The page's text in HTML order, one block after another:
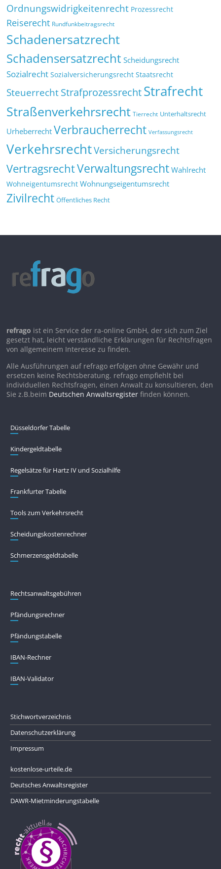
Ordnungswidrigkeitenrecht Prozessrecht
Reiserecht Rundfunkbeitragsrecht
Schadenersatzrecht
Schadensersatzrecht Scheidungsrecht
Sozialrecht Sozialversicherungsrecht Staatsrecht
SteuerrechtStrafprozessrechtStrafrecht
Straßenverkehrsrecht Tierrecht Unterhaltsrecht
Urheberrecht Verbraucherrecht Verfassungsrecht
VerkehrsrechtVersicherungsrecht
VertragsrechtVerwaltungsrecht Wahlrecht
Wohneigentumsrecht Wohnungseigentumsrecht
Zivilrecht Öffentliches Recht
refrago ist ein Service der ra-online GmbH, der sich zum Ziel
gesetzt hat, leicht verständliche Erklärungen für Rechtsfragen
von allgemeinem Interesse zu finden.
Alle Ausführungen auf refrago erfolgen ohne Gewähr und
ersetzen keine Rechtsberatung. refrago empfiehlt bei
individuellen Rechtsfragen, einen Anwalt zu konsultieren, den
Sie z.B.beim Deutschen Anwaltsregister finden können.
Düsseldorfer Tabelle
Kindergeldtabelle
Regelsätze für Hartz IV und Sozialhilfe
Frankfurter Tabelle
Tools zum Verkehrsrecht
Scheidungskostenrechner
Schmerzensgeldtabelle
Rechtsanwaltsgebühren
Pfändungs­rechner
Pfändungs­tabelle
IBAN-Rechner
IBAN-Validator
Stichwortverzeichnis
Datenschutzerklärung
Impressum
kostenlose-urteile.de
Deutsches Anwaltsregister
DAWR-Mietminderungstabelle